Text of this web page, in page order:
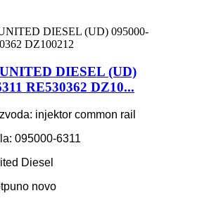
DIESEL (UD)
RE530362 DZ10...
injektor common rail
095000-6311
Diesel
novo